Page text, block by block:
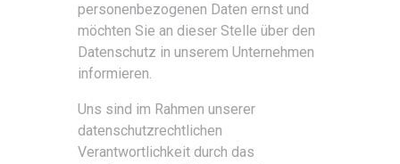
personenbezogenen Daten ernst und
möchten Sie an dieser Stelle über den
Datenschutz in unserem Unternehmen
informieren.
Uns sind im Rahmen unserer
datenschutzrechtlichen
Verantwortlichkeit durch das